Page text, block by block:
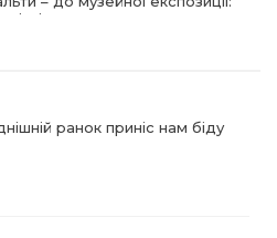
стали частиною
громаді вшанували людей
громади
навички
ранок приніс нам біду